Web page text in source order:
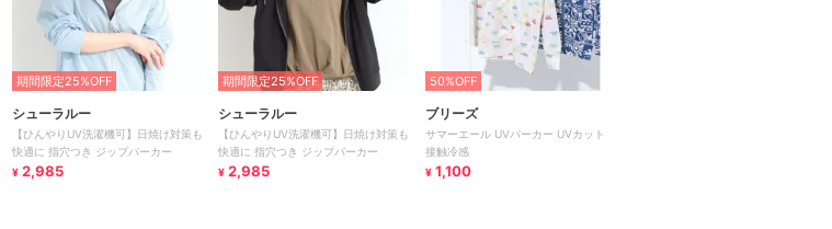
期間限定25%OFF
シューラルー
【ひんやりUV洗濯機可】日焼け対策も
快適に 指穴つき ジップパーカー
¥ 2,985
期間限定25%OFF
シューラルー
【ひんやりUV洗濯機可】日焼け対策も
快適に 指穴つき ジップパーカー
¥ 2,985
50%OFF
ブリーズ
サマーエール UVパーカー UVカット
接触冷感
¥ 1,100